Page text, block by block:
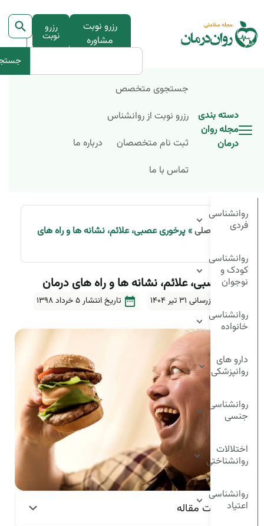
رزرو نوبت
مشاوره
رزرو
نوبت
دسته بندی
مجله روان
درمان
جستجوی متخصص
رزرو نوبت از روانشناس
ثبت نام متخصصان
درباره ما
تماس با ما
روانشناسی
فردی
روانشناسی
کودک و
نوجوان
روانشناسی
خانواده
دارو های
روانپزشکی
روانشناسی
جنسی
اختلالات
روانشناختی
روانشناسی
اعتیاد
صفحه اصلی»پرخوری عصبی، علائم، نشانه ها و راه های
پرخوری عصبی، علائم، نشانه ها و راه های درمان
آخرین بروزرسانی ۳۱ تیر ۱۴۰۴ تاریخ انتشار5 خرداد 1398
5دقیقه
فهرست مقاله